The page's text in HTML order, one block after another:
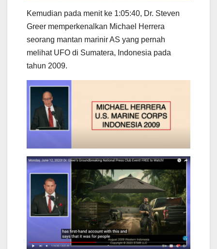
Kemudian pada menit ke 1:05:40, Dr. Steven
Greer memperkenalkan Michael Herrera
seorang mantan marinir AS yang pernah
melihat UFO di Sumatera, Indonesia pada
tahun 2009.